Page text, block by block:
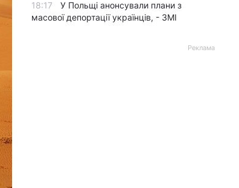
18:17
У Польщі анонсували плани з
масової депортації українців, - ЗМІ
Реклама